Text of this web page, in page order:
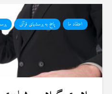
اعتقاد ما پاسخ به پرسشهای قرآنی